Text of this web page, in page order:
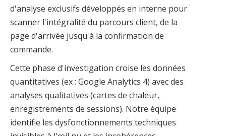
d'analyse exclusifs développés en interne pour
scanner l'intégralité du parcours client, de la
page d'arrivée jusqu'à la confirmation de
commande.
Cette phase d'investigation croise les données
quantitatives (ex : Google Analytics 4) avec des
analyses qualitatives (cartes de chaleur,
enregistrements de sessions). Notre équipe
identifie les dysfonctionnements techniques